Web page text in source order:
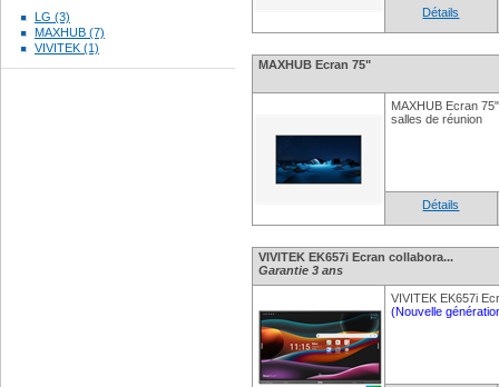
LG (3)
MAXHUB (7)
VIVITEK (1)
Détails
MAXHUB Ecran 75"
MAXHUB Ecran
salles de réunion
Détails
VIVITEK EK657i Ecran collabora...
Garantie 3 ans
VIVITEK EK657i
(Nouvelle